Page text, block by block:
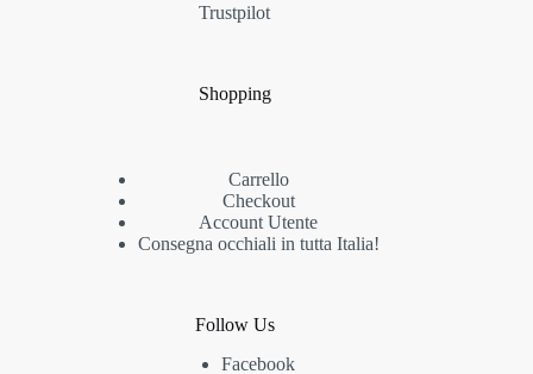
Trustpilot
Shopping
Carrello
Checkout
Account Utente
Consegna occhiali in tutta Italia!
Follow Us
Facebook